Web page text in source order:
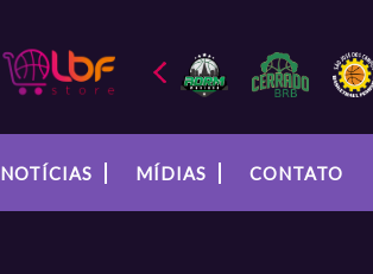
NOTÍCIAS MÍDIAS CONTATO